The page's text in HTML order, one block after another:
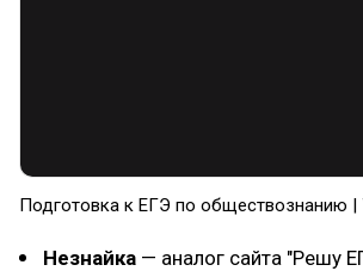
Подготовка к ЕГЭ по обществознанию |
Незнайка — аналог сайта "Решу